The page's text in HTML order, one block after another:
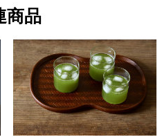
商品